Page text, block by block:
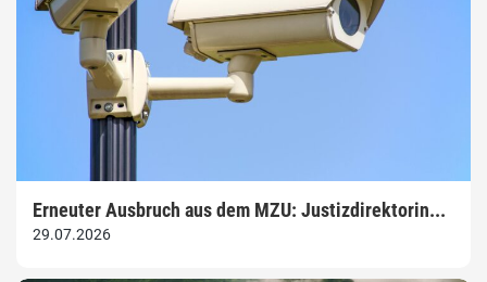
Erneuter Ausbruch aus dem MZU: Justizdirektorin...
29.07.2026